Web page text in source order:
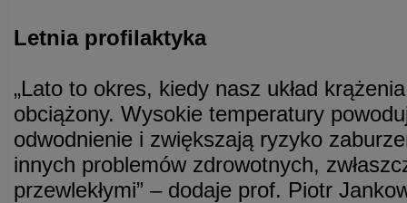
Letnia profilaktyka
„Lato to okres, kiedy nasz układ
obciążony. Wysokie temperatury
odwodnienie i zwiększają ryzyko
innych problemów zdrowotnych,
przewlekłymi” – dodaje prof. Piotr